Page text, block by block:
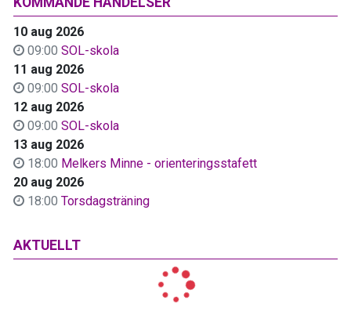
10 aug 2026
09:00 SOL-skola
11 aug 2026
09:00 SOL-skola
12 aug 2026
09:00 SOL-skola
13 aug 2026
18:00 Melkers Minne - orienteringsstafett
20 aug 2026
18:00 Torsdagsträning
AKTUELLT